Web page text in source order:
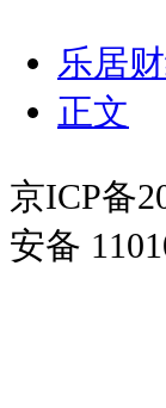
乐居
正文
京ICP备
安备